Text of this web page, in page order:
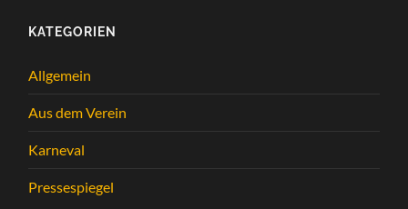
KATEGORIEN
Allgemein
Aus dem Verein
Karneval
Pressespiegel